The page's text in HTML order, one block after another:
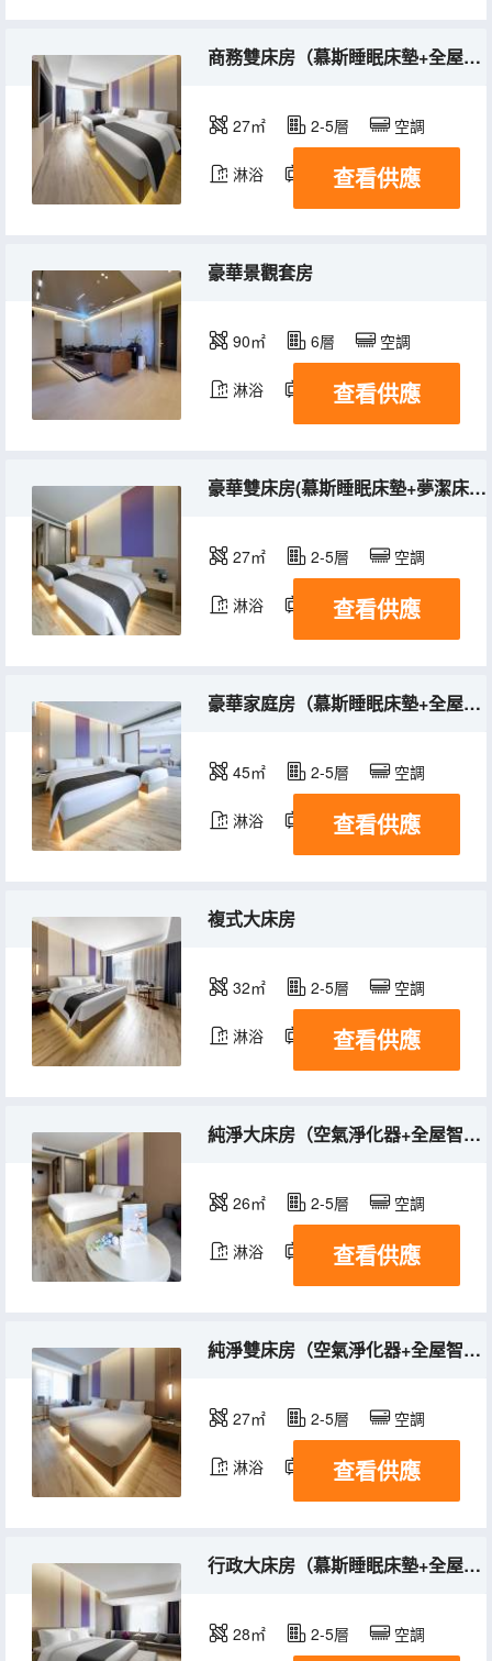
商務雙床房（慕斯睡眠床墊+全屋智控+電視投屏）
27㎡ 2-5層 空調
淋浴 電視機
查看供應
豪華景觀套房
90㎡ 6層 空調
淋浴 電視機
查看供應
豪華雙床房(慕斯睡眠床墊+夢潔床品+全屋智控+電視投屏)
27㎡ 2-5層 空調
淋浴 電視機
查看供應
豪華家庭房（慕斯睡眠床墊+全屋智控+電視投屏）
45㎡ 2-5層 空調
淋浴 電視機
查看供應
複式大床房
32㎡ 2-5層 空調
淋浴 電視機
查看供應
純淨大床房（空氣淨化器+全屋智控+電視投屏）
26㎡ 2-5層 空調
淋浴 電視機
查看供應
純淨雙床房（空氣淨化器+全屋智控+電視投屏）
27㎡ 2-5層 空調
淋浴 電視機
查看供應
行政大床房（慕斯睡眠床墊+全屋智控+電視投屏）
28㎡ 2-5層 空調